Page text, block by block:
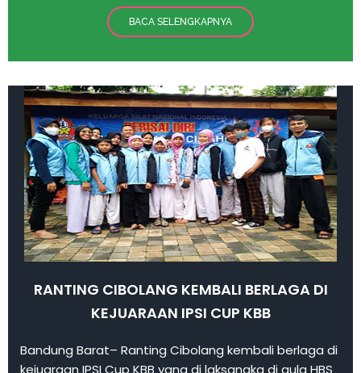
BACA SELENGKAPNYA
RANTING CIBOLANG KEMBALI BERLAGA DI
KEJUARAAN IPSI CUP KBB
Bandung Barat– Ranting Cibolang kembali berlaga di
kejuaraan IPSI Cup KBB yang di laksanaka di aula HBS